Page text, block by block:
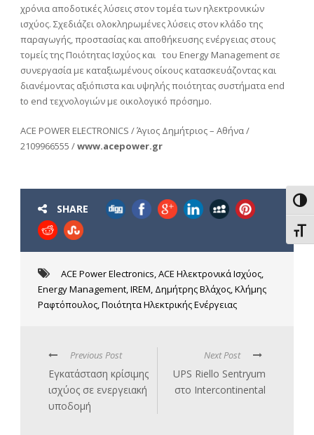
χρόνια αποδοτικές λύσεις στον τομέα των ηλεκτρονικών
ισχύος. Σχεδιάζει ολοκληρωμένες λύσεις στον κλάδο της
παραγωγής, προστασίας και αποθήκευσης ενέργειας στους
τομείς της Ποιότητας Ισχύος και του Energy Management σε
συνεργασία με καταξιωμένους οίκους κατασκευάζοντας και
διανέμοντας αξιόπιστα και υψηλής ποιότητας συστήματα end
to end τεχνολογιών με οικολογικό πρόσημο.
ACE POWER ELECTRONICS / Άγιος Δημήτριος – Αθήνα /
2109966555 /www.acepower.gr
SHARE
ACE Power Electronics,ACE Ηλεκτρονικά Ισχύος,
Energy Management,IREM, Δημήτρης Βλάχος,Κλήμης
Ραφτόπουλος,Ποιότητα Ηλεκτρικής Ενέργειας
Previous Post
Εγκατάσταση κρίσιμης
ισχύος σε ενεργειακή
υποδομή
Next Post
UPS Riello Sentryum
στο Intercontinental